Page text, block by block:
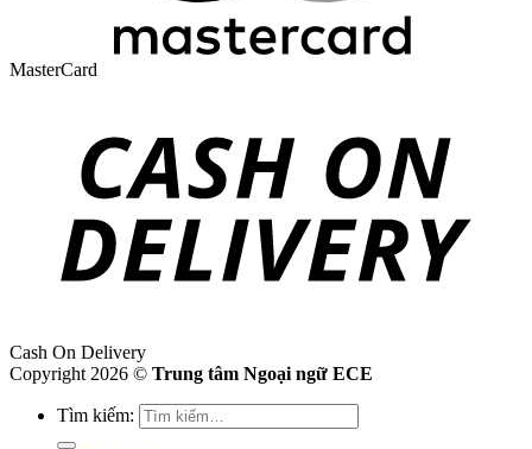
MasterCard
Cash On Delivery
Copyright 2026 © Trung tâm Ngoại ngữ ECE
Tìm kiếm: